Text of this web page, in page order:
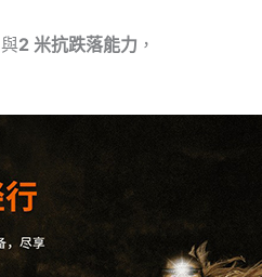
與2 米抗跌落能力 ，